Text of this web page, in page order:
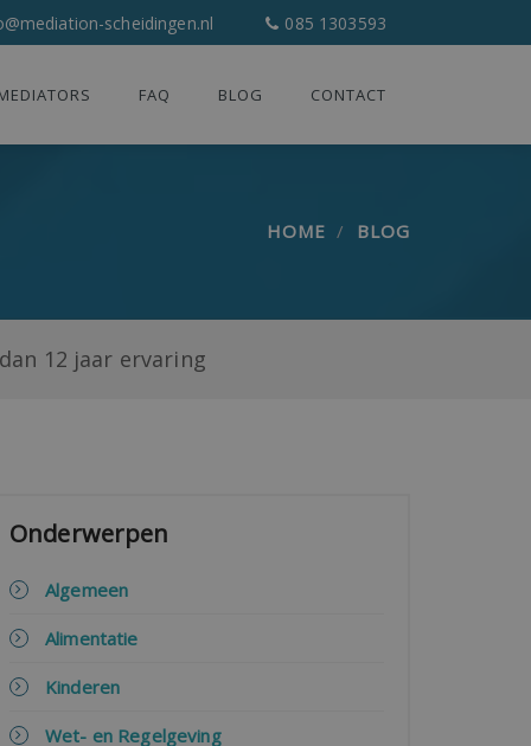
scheidingen.nl 085 1303593
FAQ BLOG CONTACT
HOME BLOG
12 jaar ervaring
Onderwerpen
Algemeen
Alimentatie
Kinderen
Wet- en Regelgeving